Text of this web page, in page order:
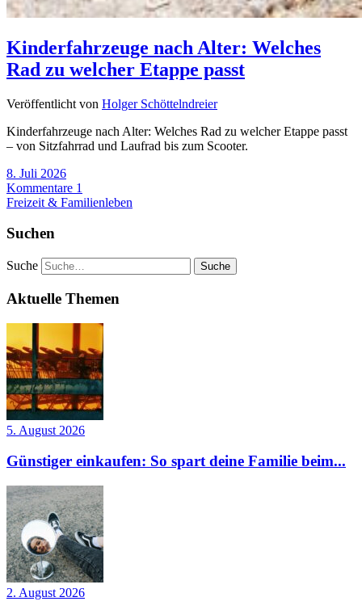
Kinderfahrzeuge nach Alter: Welches
Rad zu welcher Etappe passt
Veröffentlicht von Holger Schöttelndreier
Kinderfahrzeuge nach Alter: Welches Rad zu welcher Etappe passt
– von Sitzfahrrad und Laufrad bis zum Scooter.
8. Juli 2026
Kommentare 1
Freizeit & Familienleben
Suchen
Suche
Aktuelle Themen
5. August 2026
Günstiger einkaufen: So spart deine Familie beim...
2. August 2026